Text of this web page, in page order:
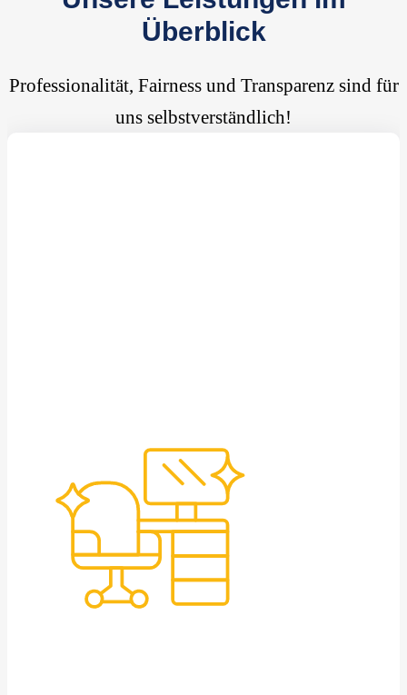
Überblick
Professionalität, Fairness und Transparenz sind für
uns selbstverständlich!